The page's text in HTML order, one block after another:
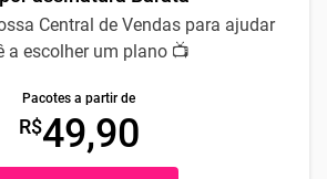
Central de Vendas para ajudar
a escolher um plano 📺
Pacotes a partir de
R$49,90